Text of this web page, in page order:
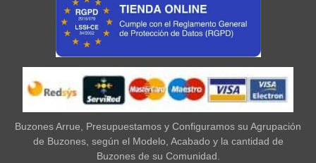
Buzones Arrue, Presupuestamos y Configuramos su Agrupación
de Buzones, según el Modelo, Acabado y la cantidad de
Buzones de su Comunidad.